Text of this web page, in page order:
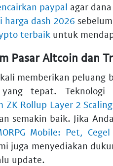
paypal agar
harga dash 2026
terbaik untuk
Pasar Altcoin dan
memberikan peluang
yang tepat. Teknologi
ZK Rollup Layer 2
semakin baik. Jika
Mobile: Pet,
juga menyediakan
update.